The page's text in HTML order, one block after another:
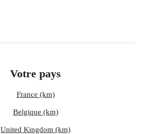
Votre pays
France (km)
Belgique (km)
United Kingdom (km)